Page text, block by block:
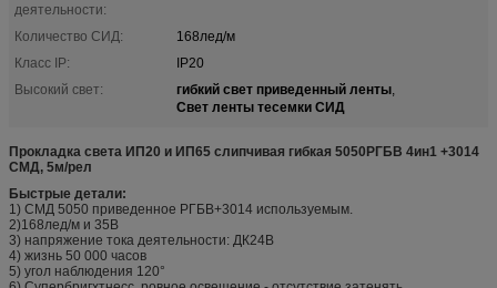
деятельности:
Количество СИД:
168лед/м
Класс IP:
IP20
Высокий свет:
гибкий свет приведенный ленты,
Свет ленты тесемки СИД
Прокладка света ИП20 и ИП65 слипчивая гибкая 5050РГБВ 4ин1 +3014
СМД, 5м/рел
Быстрые детали:
1) СМД 5050 приведенное РГБВ+3014 используемым.
2)168лед/м и 35В
3) напряжение тока деятельности: ДК24В
4) жизнь 50 000 часов
5) угол наблюдения 120°